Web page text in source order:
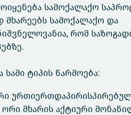
სამოქალაქო
სამოქალაქო და
რომ
ტიპის წარმოება:
მხარის აქტიური